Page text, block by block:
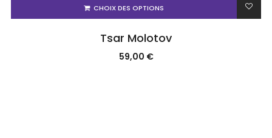
CHOIX DES OPTIONS
Tsar Molotov
59,00 €